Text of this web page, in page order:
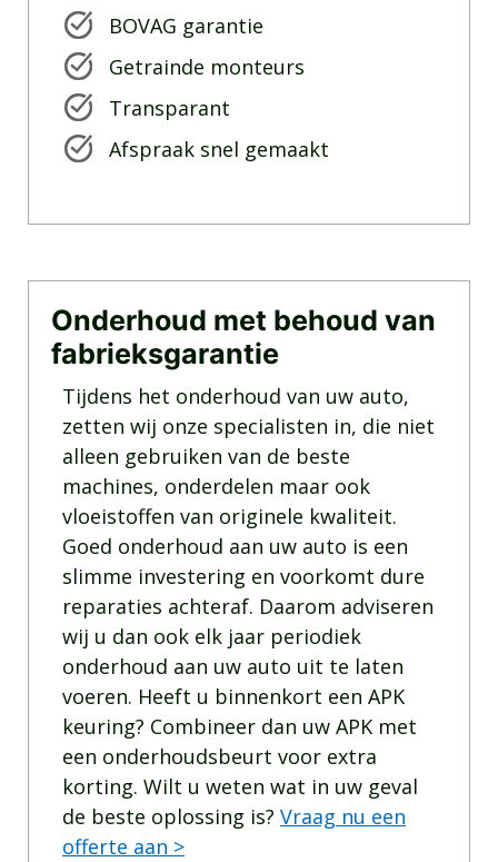
BOVAG garantie
Getrainde monteurs
Transparant
Afspraak snel gemaakt
Onderhoud met behoud van
fabrieksgarantie
Tijdens het onderhoud van uw auto,
zetten wij onze specialisten in, die niet
alleen gebruiken van de beste
machines, onderdelen maar ook
vloeistoffen van originele kwaliteit.
Goed onderhoud aan uw auto is een
slimme investering en voorkomt dure
reparaties achteraf. Daarom adviseren
wij u dan ook elk jaar periodiek
onderhoud aan uw auto uit te laten
voeren. Heeft u binnenkort een APK
keuring? Combineer dan uw APK met
een onderhoudsbeurt voor extra
korting. Wilt u weten wat in uw geval
de beste oplossing is? Vraag nu een
offerte aan >